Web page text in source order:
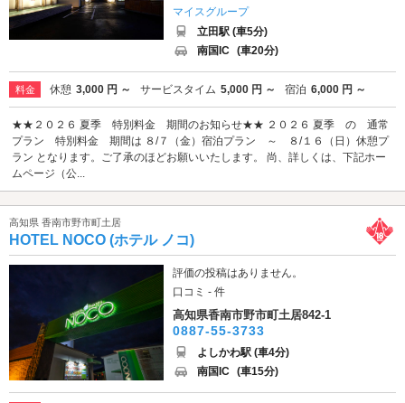
マイスグループ
立田駅 (車5分)
南国IC (車20分)
料金 休憩 3,000 円 ～ サービスタイム 5,000 円 ～ 宿泊 6,000 円 ～
★★２０２６ 夏季 特別料金 期間のお知らせ★★ ２０２６ 夏季 の 通常
プラン 特別料金 期間は ８/７（金）宿泊プラン ～ ８/１６（日）休憩プ
ラン となります。ご了承のほどお願いいたします。 尚、詳しくは、下記ホー
ムページ（公...
高知県 香南市野市町土居
HOTEL NOCO (ホテル ノコ)
評価の投稿はありません。
口コミ - 件
高知県香南市野市町土居842-1
0887-55-3733
よしかわ駅 (車4分)
南国IC (車15分)